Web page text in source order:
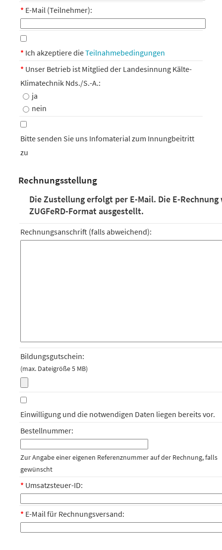
* E-Mail (Teilnehmer):
* Ich akzeptiere dieTeilnahmebedingungen
* Unser Betrieb ist Mitglied der Landesinnung Kälte-
Klimatechnik Nds./S.-A.:
ja
nein
Bitte senden Sie uns Infomaterial zum Innungbeitritt
zu
Rechnungsstellung
Die Zustellung erfolgt per E-Mail. Die E-
ZUGFeRD-Format ausgestellt.
Rechnungsanschrift (falls abweichend):
Bildungsgutschein:
(max. Dateigröße 5 MB)
Einwilligung und die notwendigen Daten liegen bereits vor.
Bestellnummer:
Zur Angabe einer eigenen Referenznummer auf der Rechnung, falls
gewünscht
* Umsatzsteuer-ID:
* E-Mail für Rechnungsversand: